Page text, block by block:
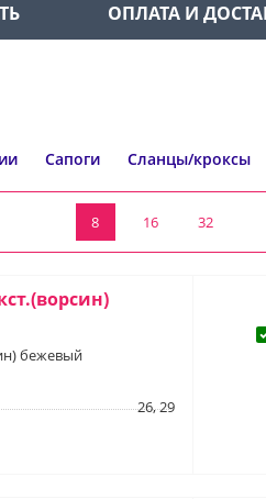
ОПЛАТА И
Сапоги Сланцы/кроксы
8 16 32
бежевый
26, 29